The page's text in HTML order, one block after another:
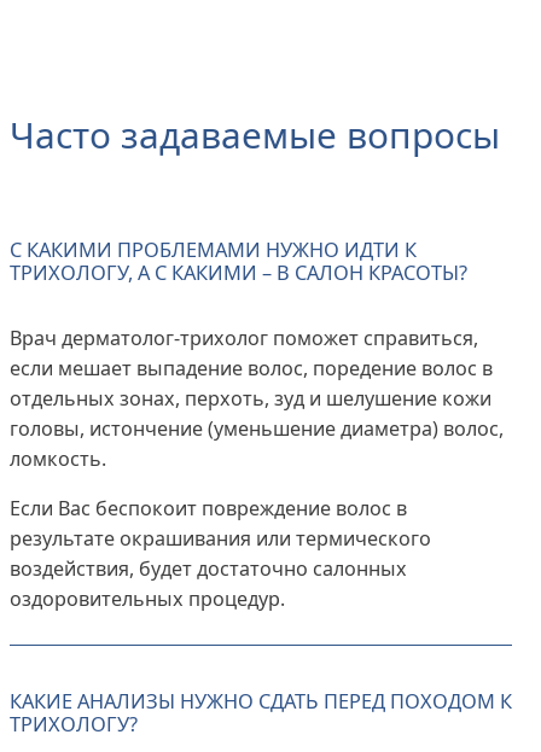
Часто задаваемые вопросы
С КАКИМИ ПРОБЛЕМАМИ НУЖНО ИДТИ К
ТРИХОЛОГУ, А С КАКИМИ – В САЛОН КРАСОТЫ?
Врач дерматолог-трихолог поможет справиться,
если мешает выпадение волос, поредение волос в
отдельных зонах, перхоть, зуд и шелушение кожи
головы, истончение (уменьшение диаметра) волос,
ломкость.
Если Вас беспокоит повреждение волос в
результате окрашивания или термического
воздействия, будет достаточно салонных
оздоровительных процедур.
КАКИЕ АНАЛИЗЫ НУЖНО СДАТЬ ПЕРЕД ПОХОДОМ К
ТРИХОЛОГУ?